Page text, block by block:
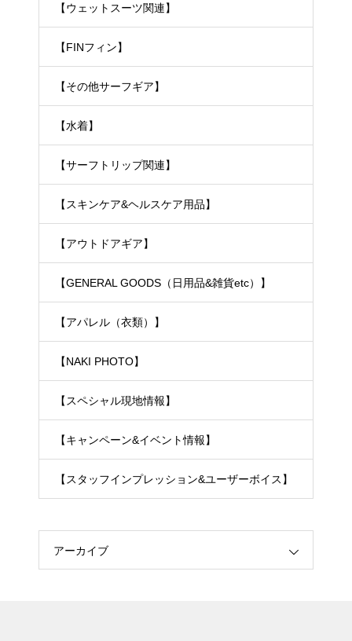
【ウェットスーツ関連】
【FINフィン】
【その他サーフギア】
【水着】
【サーフトリップ関連】
【スキンケア&ヘルスケア用品】
【アウトドアギア】
【GENERAL GOODS（日用品&雑貨etc）】
【アパレル（衣類）】
【NAKI PHOTO】
【スペシャル現地情報】
【キャンペーン&イベント情報】
【スタッフインプレッション&ユーザーボイス】
アーカイブ